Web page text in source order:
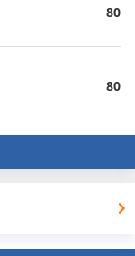
80
80